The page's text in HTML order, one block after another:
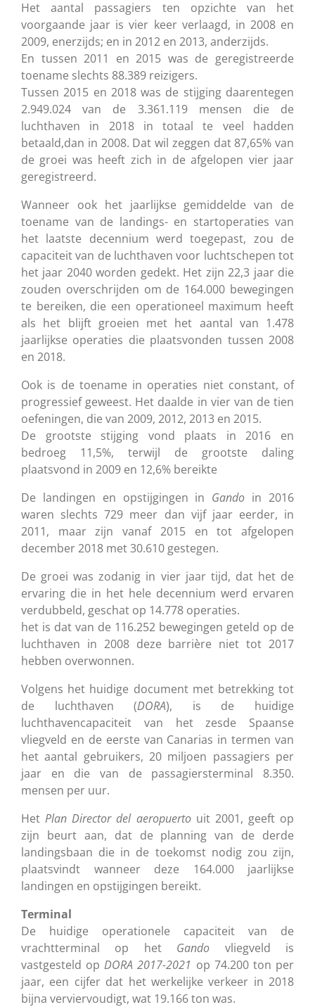
Het aantal passagiers ten opzichte van het
voorgaande jaar is vier keer verlaagd, in 2008 en
2009, enerzijds; en in 2012 en 2013, anderzijds.
En tussen 2011 en 2015 was de geregistreerde
toename slechts 88.389 reizigers.
Tussen 2015 en 2018 was de stijging daarentegen
2.949.024 van de 3.361.119 mensen die de
luchthaven in 2018 in totaal te veel hadden
betaald,dan in 2008. Dat wil zeggen dat 87,65% van
de groei was heeft zich in de afgelopen vier jaar
geregistreerd.
Wanneer ook het jaarlijkse gemiddelde van de
toename van de landings- en startoperaties van
het laatste decennium werd toegepast, zou de
capaciteit van de luchthaven voor luchtschepen tot
het jaar 2040 worden gedekt. Het zijn 22,3 jaar die
zouden overschrijden om de 164.000 bewegingen
te bereiken, die een operationeel maximum heeft
als het blijft groeien met het aantal van 1.478
jaarlijkse operaties die plaatsvonden tussen 2008
en 2018.
Ook is de toename in operaties niet constant, of
progressief geweest. Het daalde in vier van de tien
oefeningen, die van 2009, 2012, 2013 en 2015.
De grootste stijging vond plaats in 2016 en
bedroeg 11,5%, terwijl de grootste daling
plaatsvond in 2009 en 12,6% bereikte
De landingen en opstijgingen in Gando in 2016
waren slechts 729 meer dan vijf jaar eerder, in
2011, maar zijn vanaf 2015 en tot afgelopen
december 2018 met 30.610 gestegen.
De groei was zodanig in vier jaar tijd, dat het de
ervaring die in het hele decennium werd ervaren
verdubbeld, geschat op 14.778 operaties.
het is dat van de 116.252 bewegingen geteld op de
luchthaven in 2008 deze barrière niet tot 2017
hebben overwonnen.
Volgens het huidige document met betrekking tot
de luchthaven (DORA), is de huidige
luchthavencapaciteit van het zesde Spaanse
vliegveld en de eerste van Canarias in termen van
het aantal gebruikers, 20 miljoen passagiers per
jaar en die van de passagiersterminal 8.350.
mensen per uur.
HetPlan Director del aeropuertouit 2001, geeft op
zijn beurt aan, dat de planning van de derde
landingsbaan die in de toekomst nodig zou zijn,
plaatsvindt wanneer deze 164.000 jaarlijkse
landingen en opstijgingen bereikt.
Terminal
De huidige operationele capaciteit van de
vrachtterminal op het Gando vliegveld is
vastgesteld opDORA 2017-2021 op 74.200 ton per
jaar, een cijfer dat het werkelijke verkeer in 2018
bijna verviervoudigt, wat 19.166 ton was.